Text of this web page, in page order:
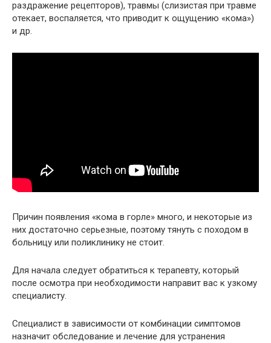
раздражение рецепторов), травмы (слизистая при травме
отекает, воспаляется, что приводит к ощущению «кома»)
и др.
Причин появления «кома в горле» много, и некоторые из
них достаточно серьезные, поэтому тянуть с походом в
больницу или поликлинику не стоит.
Для начала следует обратиться к терапевту, который
после осмотра при необходимости направит вас к узкому
специалисту.
Специалист в зависимости от комбинации симптомов
назначит обследование и лечение для устранения